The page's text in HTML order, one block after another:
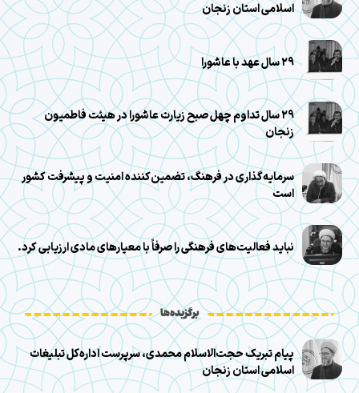
اسلامی استان زنجان
۲۹ سال عهد با عاشورا
۲۹ سال تداوم چهل صبح زیارت عاشورا در هیئت فاطمیون
زنجان
سرمایه‌گذاری در فرهنگ، تضمین‌کننده امنیت و پیشرفت کشور
است
نباید فعالیت‌های فرهنگی را صرفاً با معیارهای مادی ارزیابی کرد.
برگزیده‌ها
پیام تبریک حجت‌الاسلام محمدی، سرپرست اداره‌کل تبلیغات
اسلامی استان زنجان